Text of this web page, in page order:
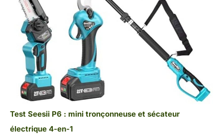
Test Seesii P6 : mini tronçonneuse et sécateur
électrique 4-en-1